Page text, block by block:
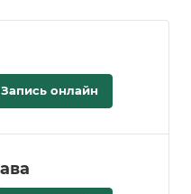
Запись онлайн